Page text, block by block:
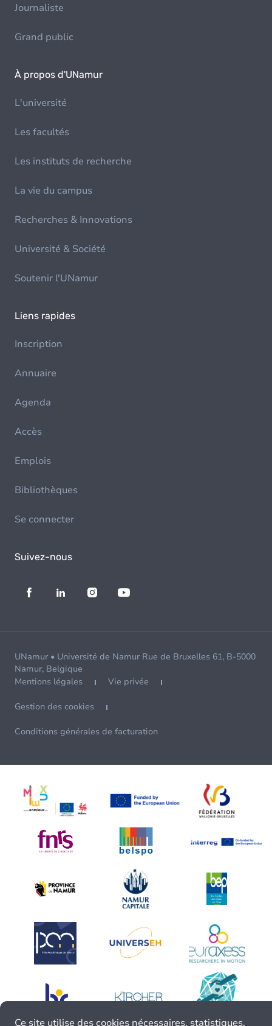
Journaliste
Grand public
À propos d'UNamur
L'université
Les facultés
Les instituts de recherche
La vie du campus
Recherches & Innovations
Université & Société
Soutenir l'UNamur
Liens rapides
Inscription
Annuaire
Agenda
Accès
Emplois
Bibliothèques
Se connecter
Suivez-nous
UNamur • Université de Namur Rue de Bruxelles 61, B-5000
Namur, Belgique
Mentions légales
Vie privée
Gestion des cookies
Conditions générales de facturation
Ce site utilise des cookies nécessaires, statistiques,